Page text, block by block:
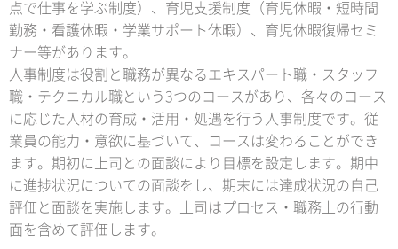
点で仕事を学ぶ制度）、育児支援制度（育児休暇・短時間
勤務・看護休暇・学業サポート休暇）、育児休暇復帰セミ
ナー等があります。
人事制度は役割と職務が異なるエキスパート職・スタッフ
職・テクニカル職という3つのコースがあり、各々のコース
に応じた人材の育成・活用・処遇を行う人事制度です。従
業員の能力・意欲に基づいて、コースは変わることができ
ます。期初に上司との面談により目標を設定します。期中
に進捗状況についての面談をし、期末には達成状況の自己
評価と面談を実施します。上司はプロセス・職務上の行動
面を含めて評価します。